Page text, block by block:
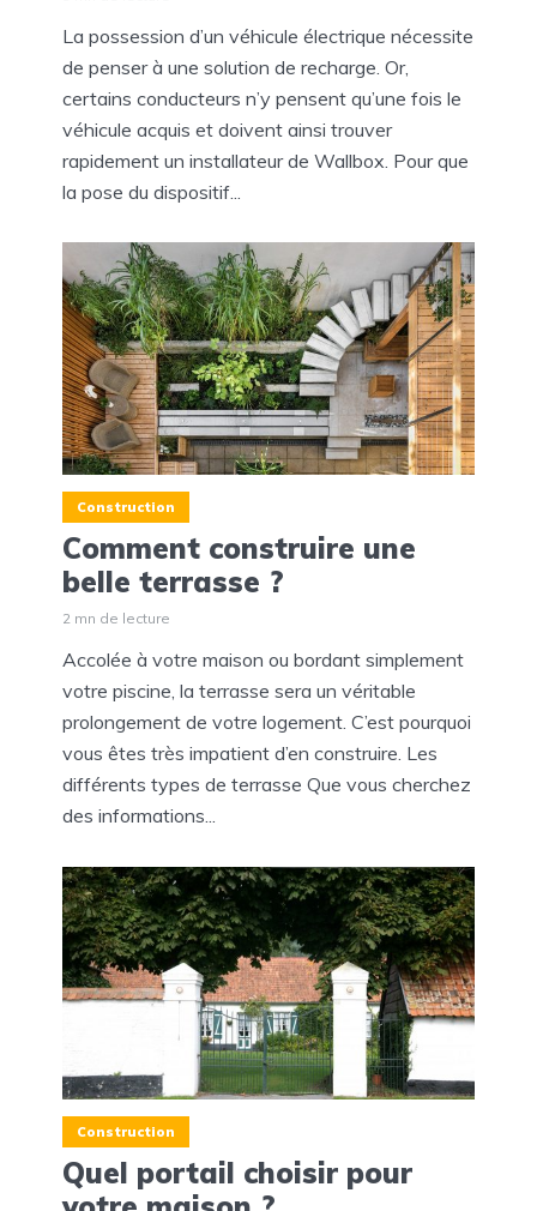
La possession d’un véhicule électrique nécessite
de penser à une solution de recharge. Or,
certains conducteurs n’y pensent qu’une fois le
véhicule acquis et doivent ainsi trouver
rapidement un installateur de Wallbox. Pour que
la pose du dispositif...
Construction
Comment construire une
belle terrasse ?
2 mn de lecture
Accolée à votre maison ou bordant simplement
votre piscine, la terrasse sera un véritable
prolongement de votre logement. C’est pourquoi
vous êtes très impatient d’en construire. Les
différents types de terrasse Que vous cherchez
des informations...
Construction
Quel portail choisir pour